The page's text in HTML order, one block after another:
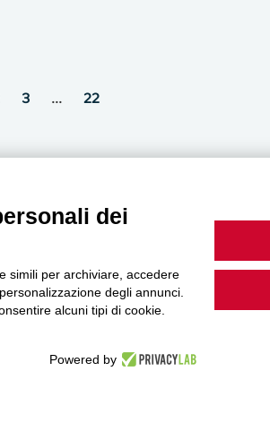
3 … 22
dei
simili per archiviare, accedere
degli annunci.
alcuni tipi di cookie.
Powered by